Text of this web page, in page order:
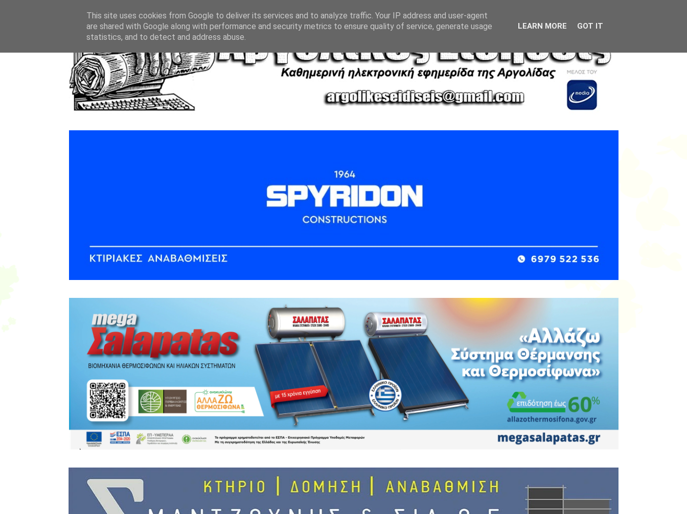
This site uses cookies from Google to deliver its services and to analyze traffic. Your IP address and user-agent
are shared with Google along with performance and security metrics to ensure quality of service, generate usage
statistics, and to detect and address abuse.
LEARN MORE GOT IT